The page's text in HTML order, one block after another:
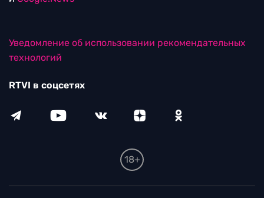
Уведомление об использовании рекомендательных
технологий
RTVI в соцсетях
18+